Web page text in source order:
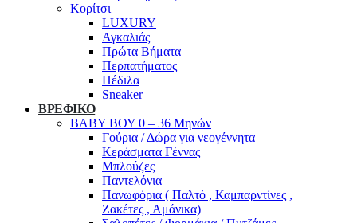
Κορίτσι
LUXURY
Αγκαλιάς
Πρώτα Βήματα
Περπατήματος
Πέδιλα
Sneaker
ΒΡΕΦΙΚΟ
ΒΑΒΥ ΒΟΥ 0 – 36 Μηνών
Γούρια / Δώρα για νεογέννητα
Κεράσματα Γέννας
Μπλούζες
Παντελόνια
Πανωφόρια ( Παλτό , Καμπαρντίνες ,
Ζακέτες , Αμάνικα)